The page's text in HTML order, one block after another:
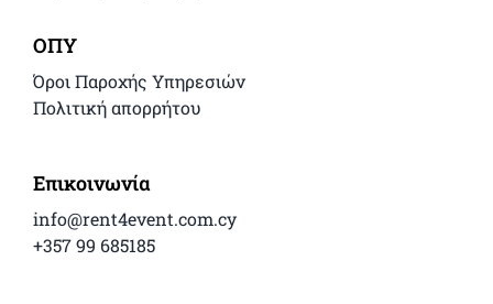
ΟΠΥ
Όροι Παροχής Υπηρεσιών
Πολιτική απορρήτου
Επικοινωνία
info@rent4event.com.cy
+357 99 685185